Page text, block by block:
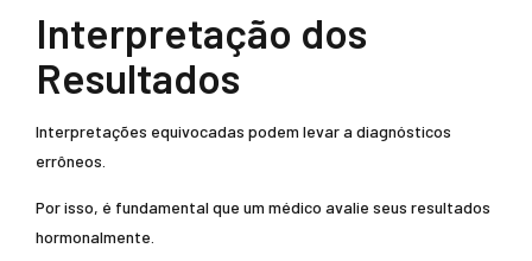
Interpretação dos
Resultados
Interpretações equivocadas podem levar a diagnósticos
errôneos.
Por isso, é fundamental que um médico avalie seus resultados
hormonalmente.